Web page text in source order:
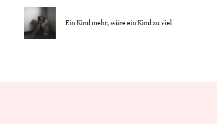
Ein Kind mehr, wäre ein Kind zu viel